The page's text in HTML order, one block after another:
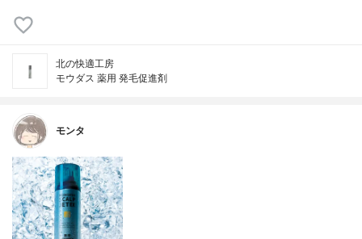
北の快適工房
モウダス 薬用 発毛促進剤
モンタ